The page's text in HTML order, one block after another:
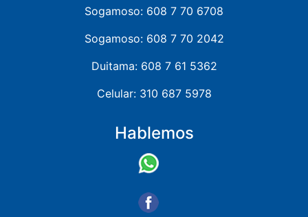
Sogamoso: 608 7 70 6708
Sogamoso: 608 7 70 2042
Duitama: 608 7 61 5362
Celular: 310 687 5978
Hablemos